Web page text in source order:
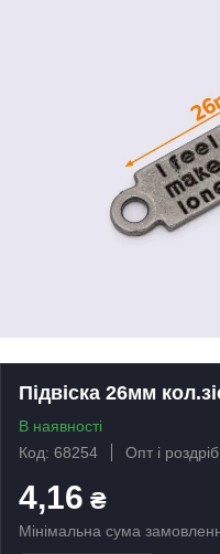
Підвіска 26мм
В наявності
Код: 68254
Опт і роздріб
4,16 ₴
Мінімальна сума